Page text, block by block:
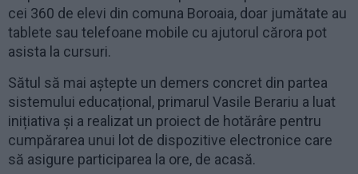
cei 360 de elevi din comuna Boroaia, doar jumătate au
tablete sau telefoane mobile cu ajutorul cărora pot
asista la cursuri.
Sătul să mai aștepte un demers concret din partea
sistemului educațional, primarul Vasile Berariu a luat
inițiativa și a realizat un proiect de hotărâre pentru
cumpărarea unui lot de dispozitive electronice care
să asigure participarea la ore, de acasă.